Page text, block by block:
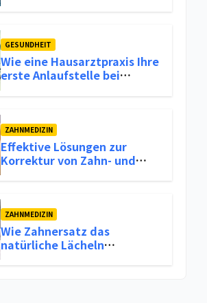
GESUNDHEIT
Wie eine Hausarztpraxis Ihre
erste Anlaufstelle bei
ZAHNMEDIZIN
Effektive Lösungen zur
Korrektur von Zahn- und
ZAHNMEDIZIN
Wie Zahnersatz das
natürliche Lächeln